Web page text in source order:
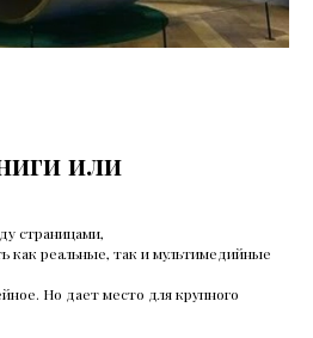
или
страницами,
как реальные, так и мультимедийные
Но дает место для крупного